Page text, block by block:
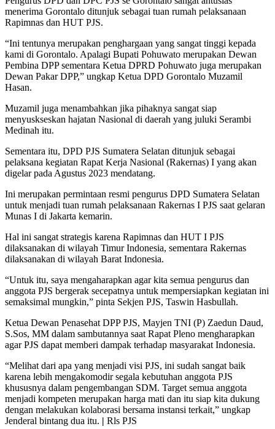
menerima Gorontalo ditunjuk sebagai tuan rumah pelaksanaan
Rapimnas dan HUT PJS.
“Ini tentunya merupakan penghargaan yang sangat tinggi kepada
kami di Gorontalo. Apalagi Bupati Pohuwato merupakan Dewan
Pembina DPP sementara Ketua DPRD Pohuwato juga merupakan
Dewan Pakar DPP,” ungkap Ketua DPD Gorontalo Muzamil
Hasan.
Muzamil juga menambahkan jika pihaknya sangat siap
menyuskseskan hajatan Nasional di daerah yang juluki Serambi
Medinah itu.
Sementara itu, DPD PJS Sumatera Selatan ditunjuk sebagai
pelaksana kegiatan Rapat Kerja Nasional (Rakernas) I yang akan
digelar pada Agustus 2023 mendatang.
Ini merupakan permintaan resmi pengurus DPD Sumatera Selatan
untuk menjadi tuan rumah pelaksanaan Rakernas I PJS saat gelaran
Munas I di Jakarta kemarin.
Hal ini sangat strategis karena Rapimnas dan HUT I PJS
dilaksanakan di wilayah Timur Indonesia, sementara Rakernas
dilaksanakan di wilayah Barat Indonesia.
“Untuk itu, saya mengaharapkan agar kita semua pengurus dan
anggota PJS bergerak secepatnya untuk mempersiapkan kegiatan ini
semaksimal mungkin,” pinta Sekjen PJS, Taswin Hasbullah.
Ketua Dewan Penasehat DPP PJS, Mayjen TNI (P) Zaedun Daud,
S.Sos, MM dalam sambutannya saat Rapat Pleno mengharapkan
agar PJS dapat memberi dampak terhadap masyarakat Indonesia.
“Melihat dari apa yang menjadi visi PJS, ini sudah sangat baik
karena lebih mengakomodir segala kebutuhan anggota PJS
khususnya dalam pengembangan SDM. Target semua anggota
menjadi kompeten merupakan harga mati dan itu siap kita dukung
dengan melakukan kolaborasi bersama instansi terkait,” ungkap
Jenderal bintang dua itu. | Rls PJS